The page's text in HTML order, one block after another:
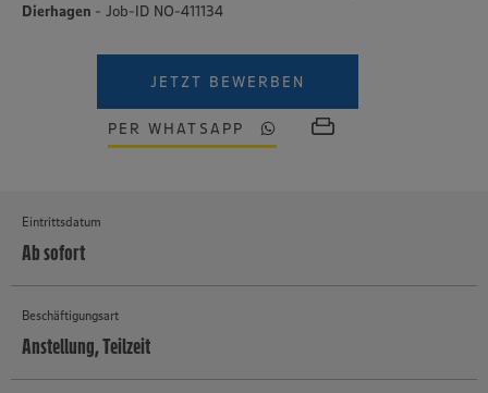
Dierhagen - Job-ID NO-411134
JETZT BEWERBEN
PER WHATSAPP
Eintrittsdatum
Ab sofort
Beschäftigungsart
Anstellung, Teilzeit